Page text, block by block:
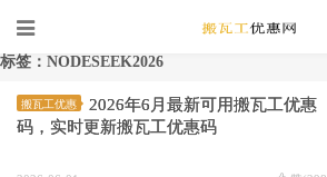
标签：NODESEEK2026
搬瓦工优惠
2026年6月最新可用搬瓦工优惠
码，实时更新搬瓦工优惠码